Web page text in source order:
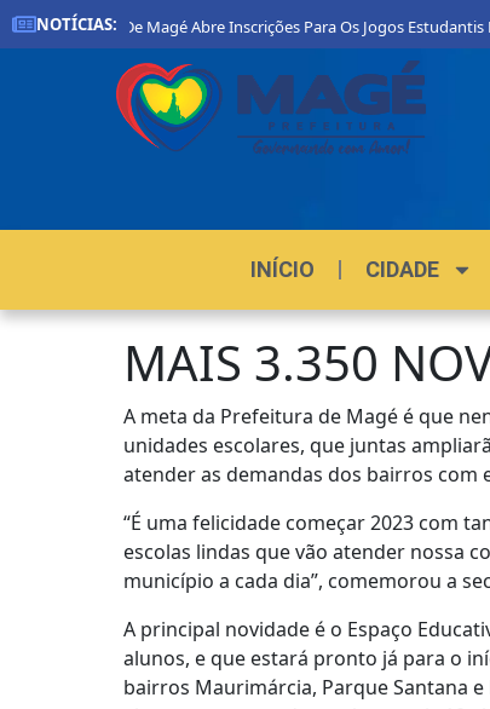
NOTÍCIAS:
De Magé Abre Inscrições Para Os Jogos Estudantis
INÍCIO CIDADE
MAIS 3.350
A meta da Prefeitura de Magé é que
unidades escolares, que juntas
atender as demandas dos bairros com
“É uma felicidade começar 2023 com
escolas lindas que vão atender nossa
município a cada dia”, comemorou a
A principal novidade é o Espaço
alunos, e que estará pronto já para o
bairros Maurimárcia, Parque Santana